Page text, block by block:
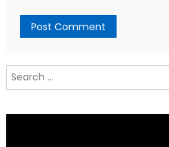
Search
for: